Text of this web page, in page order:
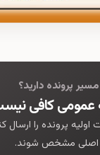
مسیر پرونده دارید؟
عمومی کافی
اولیه پرونده را
اصلی مشخص شوند.